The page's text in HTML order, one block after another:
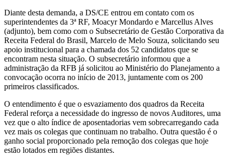
Diante desta demanda, a DS/CE entrou em contato com os
superintendentes da 3ª RF, Moacyr Mondardo e Marcellus Alves
(adjunto), bem como com o Subsecretário de Gestão Corporativa da
Receita Federal do Brasil, Marcelo de Melo Souza, solicitando seu
apoio institucional para a chamada dos 52 candidatos que se
encontram nesta situação. O subsecretário informou que a
administração da RFB já solicitou ao Ministério do Planejamento a
convocação ocorra no início de 2013, juntamente com os 200
primeiros classificados.
O entendimento é que o esvaziamento dos quadros da Receita
Federal reforça a necessidade do ingresso de novos Auditores, uma
vez que o alto índice de aposentadorias vem sobrecarregando cada
vez mais os colegas que continuam no trabalho. Outra questão é o
ganho social proporcionado pela remoção dos colegas que hoje
estão lotados em regiões distantes.